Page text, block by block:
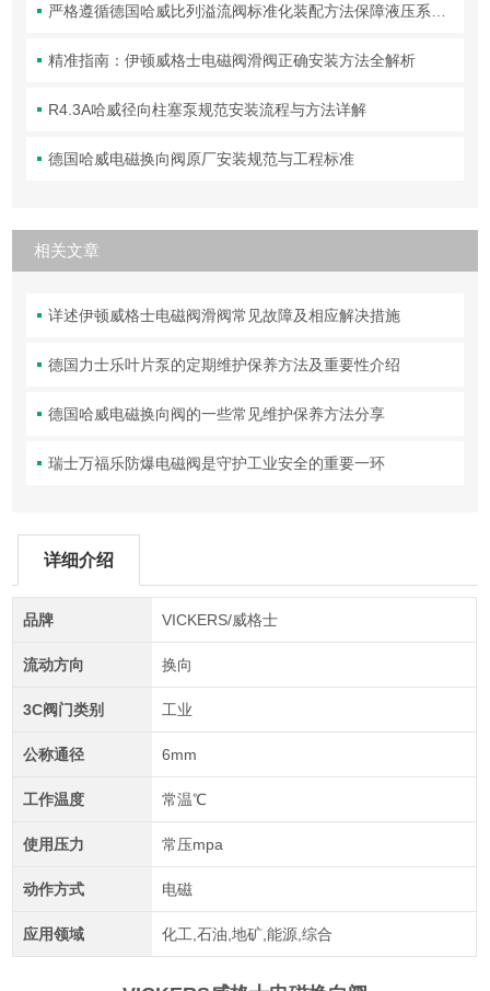
严格遵循德国哈威比列溢流阀标准化装配方法保障液压系统压力调控精准可靠
精准指南：伊顿威格士电磁阀滑阀正确安装方法全解析
R4.3A哈威径向柱塞泵规范安装流程与方法详解
德国哈威电磁换向阀原厂安装规范与工程标准
相关文章
详述伊顿威格士电磁阀滑阀常见故障及相应解决措施
德国力士乐叶片泵的定期维护保养方法及重要性介绍
德国哈威电磁换向阀的一些常见维护保养方法分享
瑞士万福乐防爆电磁阀是守护工业安全的重要一环
详细介绍
品牌 VICKERS/威格士
流动方向 换向
3C阀门类别 工业
公称通径 6mm
工作温度 常温℃
使用压力 常压mpa
动作方式 电磁
应用领域 化工,石油,地矿,能源,综合